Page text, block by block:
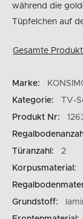
während die
Tüpfelchen auf
Gesamte
Marke:
Kategorie:
TV-
Produkt Nr:
Türanzahl:
2
Korpusmaterial:
Grundstoff: